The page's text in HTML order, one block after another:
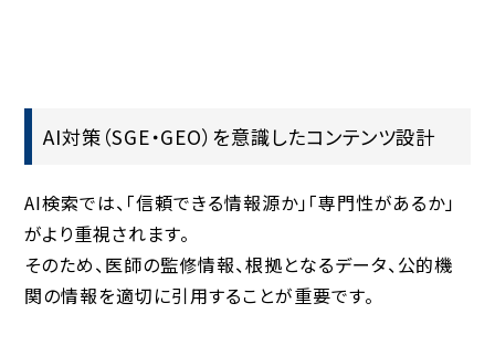
AI対策（SGE・GEO）を意識したコンテンツ設計
AI検索では、「信頼できる情報源か」「専門性があるか」
がより重視されます。
そのため、医師の監修情報、根拠となるデータ、公的機
関の情報を適切に引用することが重要です。